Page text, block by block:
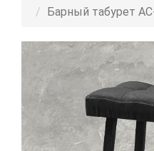
Барный табурет